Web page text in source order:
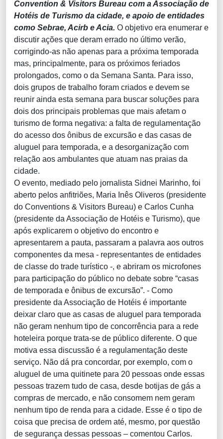
Convention & Visitors Bureau com a Associação de
Hotéis de Turismo da cidade, e apoio de entidades
como Sebrae, Acirb e Acia. O objetivo era enumerar e
discutir ações que deram errado no último verão,
corrigindo-as não apenas para a próxima temporada
mas, principalmente, para os próximos feriados
prolongados, como o da Semana Santa. Para isso,
dois grupos de trabalho foram criados e devem se
reunir ainda esta semana para buscar soluções para
dois dos principais problemas que mais afetam o
turismo de forma negativa: a falta de regulamentação
do acesso dos ônibus de excursão e das casas de
aluguel para temporada, e a desorganização com
relação aos ambulantes que atuam nas praias da
cidade.
O evento, mediado pelo jornalista Sidnei Marinho, foi
aberto pelos anfitriões, Maria Inês Oliveros (presidente
do Conventions & Visitors Bureau) e Carlos Cunha
(presidente da Associação de Hotéis e Turismo), que
após explicarem o objetivo do encontro e
apresentarem a pauta, passaram a palavra aos outros
componentes da mesa - representantes de entidades
de classe do trade turístico -, e abriram os microfones
para participação do público no debate sobre “casas
de temporada e ônibus de excursão”. - Como
presidente da Associação de Hotéis é importante
deixar claro que as casas de aluguel para temporada
não geram nenhum tipo de concorrência para a rede
hoteleira porque trata-se de público diferente. O que
motiva essa discussão é a regulamentação deste
serviço. Não dá pra concordar, por exemplo, com o
aluguel de uma quitinete para 20 pessoas onde essas
pessoas trazem tudo de casa, desde botijas de gás a
compras de mercado, e não consomem nem geram
nenhum tipo de renda para a cidade. Esse é o tipo de
coisa que precisa de ordem até, mesmo, por questão
de segurança dessas pessoas – comentou Carlos.